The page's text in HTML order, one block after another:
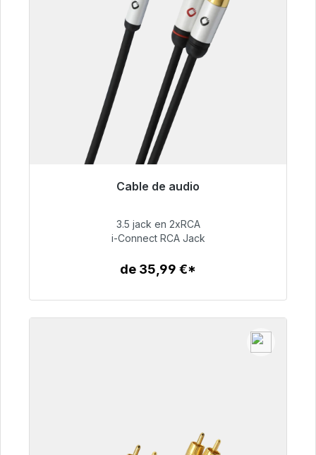
Cable de audio
Listo para envío inmediato, plazo de entrega
51,99 €
3.5 jack en 2xRCA
i-Connect RCA Jack
de 35,99 €*